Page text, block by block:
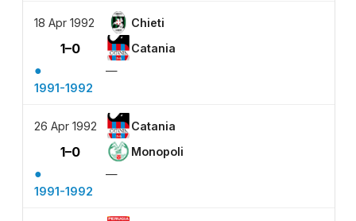
18 Apr 1992 Chieti
1–0 Catania
●
—
1991-1992
26 Apr 1992 Catania
1–0 Monopoli
●
—
1991-1992